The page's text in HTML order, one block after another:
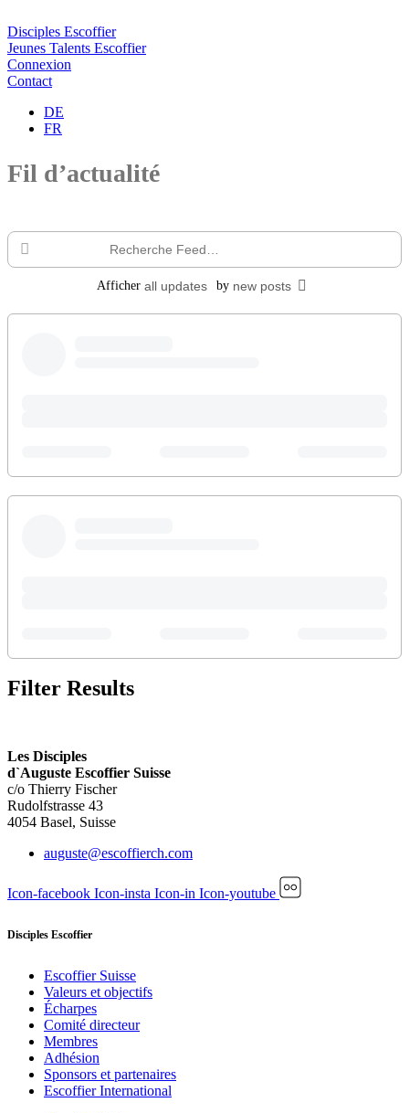
Disciples Escoffier
Jeunes Talents Escoffier
Connexion
Contact
DE
FR
Fil d’actualité
Recherche
Feed…
Afficher all updates by new posts
Filter Results
Les Disciples
d`Auguste Escoffier Suisse
c/o Thierry Fischer
Rudolfstrasse 43
4054 Basel, Suisse
auguste@escoffierch.com
Icon-facebook Icon-insta Icon-in Icon-youtube
Disciples Escoffier
Escoffier Suisse
Valeurs et objectifs
Écharpes
Comité directeur
Membres
Adhésion
Sponsors et partenaires
Escoffier International